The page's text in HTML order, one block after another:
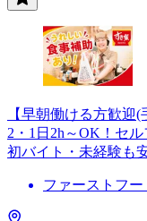
【早朝働ける方歓迎
2・1日2h～OK！セ
初バイト・未経験も
ファーストフー